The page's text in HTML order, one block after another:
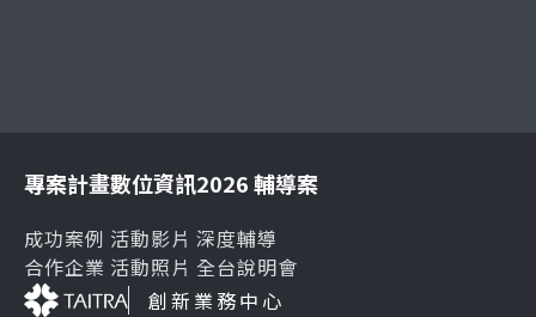
專案計畫
成功案例
合作企業
數位資訊
活動影片
活動照片
2026 輔導案
深度輔導
全台說明會
創新業務中心